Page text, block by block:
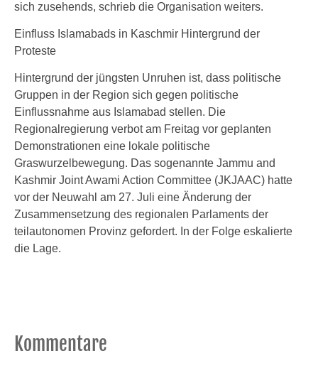
sich zusehends, schrieb die Organisation weiters.
Einfluss Islamabads in Kaschmir Hintergrund der
Proteste
Hintergrund der jüngsten Unruhen ist, dass politische
Gruppen in der Region sich gegen politische
Einflussnahme aus Islamabad stellen. Die
Regionalregierung verbot am Freitag vor geplanten
Demonstrationen eine lokale politische
Graswurzelbewegung. Das sogenannte Jammu and
Kashmir Joint Awami Action Committee (JKJAAC) hatte
vor der Neuwahl am 27. Juli eine Änderung der
Zusammensetzung des regionalen Parlaments der
teilautonomen Provinz gefordert. In der Folge eskalierte
die Lage.
Kommentare